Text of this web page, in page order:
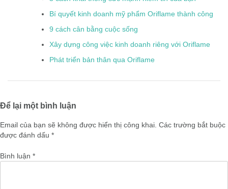
Bí quyết kinh doanh mỹ phẩm Oriflame thành công
9 cách cân bằng cuộc sống
Xây dựng công việc kinh doanh riêng với Oriflame
Phát triển bản thân qua Oriflame
Để lại một bình luận
Email của bạn sẽ không được hiển thị công khai. Các trường bắt buộc
được đánh dấu *
Bình luận *